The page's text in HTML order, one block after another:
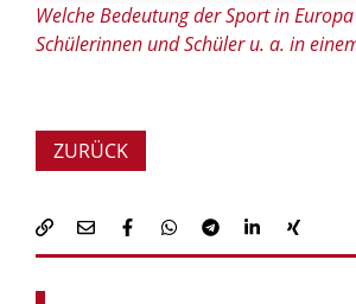
Welche Bedeutung der Sport in
Schülerinnen und Schüler u. a. in
ZURÜCK